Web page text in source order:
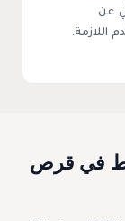
عن
اللازمة.
في قرص